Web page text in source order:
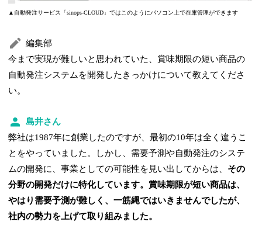
▲自動発注サービス「sinops-CLOUD」ではこのようにパソコン上で在庫管理ができます
編集部
今まで実現が難しいと思われていた、賞味期限の短い商品の
自動発注システムを開発したきっかけについて教えてくださ
い。
島井さん
弊社は1987年に創業したのですが、最初の10年は全く違うこ
とをやっていました。しかし、需要予測や自動発注のシステ
ムの開発に、事業としての可能性を見い出してからは、 その
分野の開発だけに特化しています。賞味期限が短い商品は、
やはり需要予測が難しく、一筋縄ではいきませんでしたが、
社内の勢力を上げて取り組みました。